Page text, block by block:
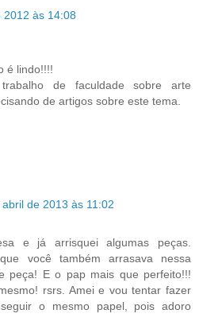
2012 às 14:08
é lindo!!!!
de faculdade sobre arte
de artigos sobre este tema.
abril de 2013 às 11:02
e já arrisquei algumas peças.
você também arrasava nessa
peça! E o pap mais que perfeito!!!
rsrs. Amei e vou tentar fazer
o mesmo papel, pois adoro